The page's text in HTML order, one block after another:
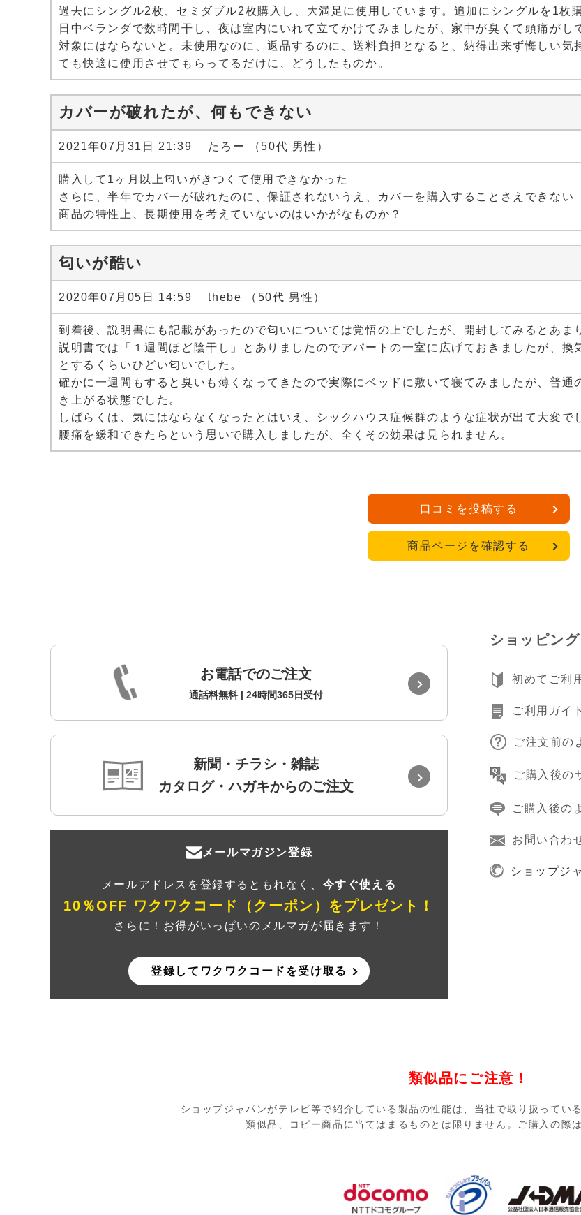
過去にシングル2枚、セミダブル2枚購入し、大満足に使用しています。追加にシングルを1枚
日中ベランダで数時間干し、夜は室内にいれて立てかけてみましたが、家中が臭くて頭痛が
対象にはならないと。未使用なのに、返品するのに、送料負担となると、納得出来ず悔しい
ても快適に使用させてもらってるだけに、どうしたものか。
カバーが破れたが、何もできない
2021年07月31日 21:39 たろー （50代 男性）
購入して1ヶ月以上匂いがきつくて使用できなかった
さらに、半年でカバーが破れたのに、保証されないうえ、カバーを購入することさえできない
商品の特性上、長期使用を考えていないのはいかがなものか？
匂いが酷い
2020年07月05日 14:59 thebe （50代 男性）
到着後、説明書にも記載があったので匂いについては覚悟の上でしたが、開封してみるとあま
説明書では「１週間ほど陰干し」とありましたのでアパートの一室に広げておきましたが、
とするくらいひどい匂いでした。
確かに一週間もすると臭いも薄くなってきたので実際にベッドに敷いて寝てみましたが、普
き上がる状態でした。
しばらくは、気にはならなくなったとはいえ、シックハウス症候群のような症状が出て大変で
腰痛を緩和できたらという思いで購入しましたが、全くその効果は見られません。
口コミを投稿する
商品ページを確認する
お電話でのご注文
通話料無料 | 24時間365日受付
新聞・チラシ・雑誌
カタログ・ハガキからのご注文
メールマガジン登録
メールアドレスを登録するともれなく、 今すぐ使える
10％OFF ワクワクコード（クーポン） をプレゼント！
さらに！お得がいっぱいのメルマガが届きます！
登録してワクワクコードを受け取る
ショッピン
初めてご利
ご利用ガイ
ご注文前の
ご購入後の
ご購入後の
お問い合わ
ショップジ
類似品にご注意！
ショップジャパンがテレビ等で紹介している製品の性能は、当社で取り扱ってい
類似品、コピー商品に当てはまるものとは限りません。ご購入の際